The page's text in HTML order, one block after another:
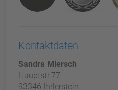
Kontaktdaten
Sandra Miersch
Hauptstr.77
93346 Ihrlerstein